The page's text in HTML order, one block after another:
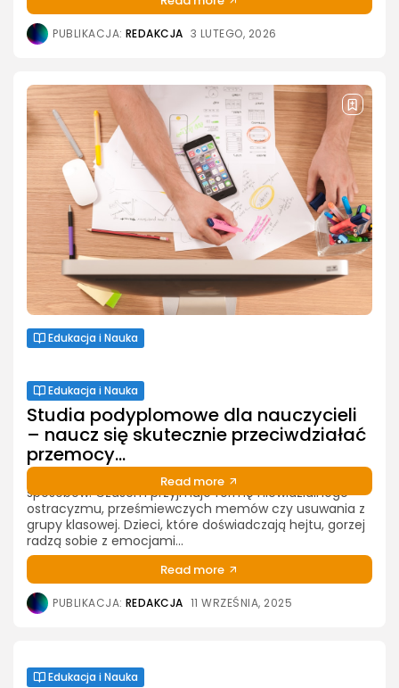
PUBLIKACJA: REDAKCJA 3 LUTEGO, 2026
Edukacja i Nauka
kwestie są...
Dobry kurs do matury – czyli jaki? Te kwestie są
kluczowe Matura to jeden z najważniejszych
egzaminów w życiu młodego człowieka. Od jej wyników
często zależy możliwość dostania się na...
Read more
PUBLIKACJA:REDAKCJA 16 WRZEŚNIA, 2025
Edukacja i Nauka
Studia podyplomowe dla nauczycieli
– naucz się skutecznie przeciwdziałać
przemocy...
Przemoc w szkole może objawiać się na wiele
sposobów. Czasem przyjmuje formę niewidzialnego
ostracyzmu, prześmiewczych memów czy usuwania z
grupy klasowej. Dzieci, które doświadczają hejtu, gorzej
radzą sobie z emocjami...
Read more
PUBLIKACJA: REDAKCJA 11 WRZEŚNIA, 2025
Edukacja i Nauka